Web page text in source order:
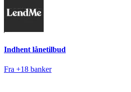
Indhent lånetilbud
Fra +18 banker